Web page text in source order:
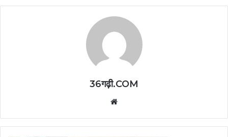
36गढ़ी.COM